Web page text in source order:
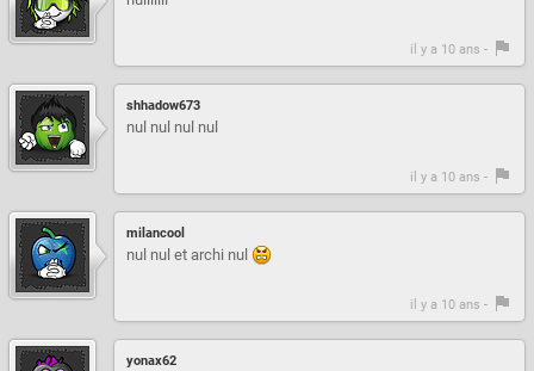
il y a 10 ans -
shhadow673
nul nul nul nul
il y a 10 ans -
milancool
nul nul et archi nul
il y a 10 ans -
yonax62